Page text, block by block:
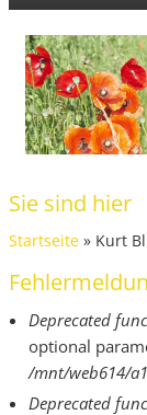
Sie sind hier
Startseite» Kurt
Deprecated
optional
/mnt/web614/
Deprecated